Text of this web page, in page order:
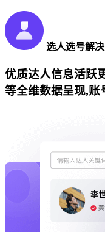
选人选号解
优质达人信息活跃
等全维数据呈现,账